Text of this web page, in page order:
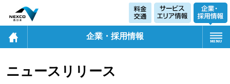
企業・採用情報
ニュースリリース